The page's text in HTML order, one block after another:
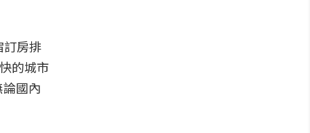
訂房排
的城市
國內